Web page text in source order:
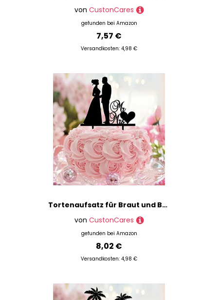
von CustonCares
gefunden bei Amazon
7,57 €
Versandkosten: 4,98 €
Tortenaufsatz für Braut und Bräutigam, rustikale Hochzeits- und Verlobungs-Kuchendekoration, Silhouette, lustig, personalisierbar, für Hochzeit, Brautparty, Party-Dekoration, Brautparty, Geschenke
von CustonCares
gefunden bei Amazon
8,02 €
Versandkosten: 4,98 €